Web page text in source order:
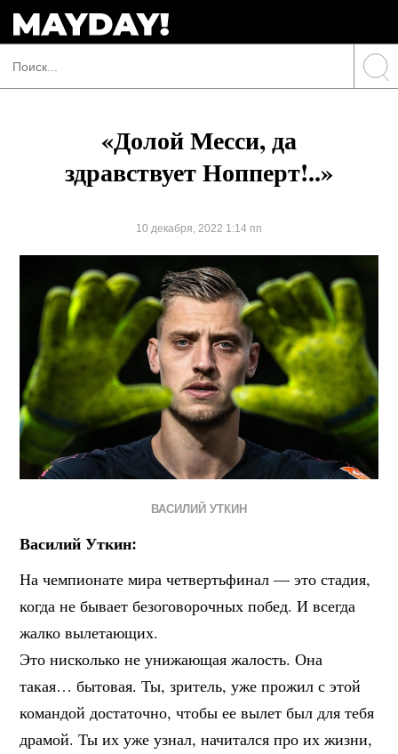
«Долой Месси, да
здравствует Нопперт!..»
10 декабря, 2022 1:14 пп
ВАСИЛИЙ УТКИН
Василий Уткин:
На чемпионате мира четвертьфинал — это стадия,
когда не бывает безоговорочных побед. И всегда
жалко вылетающих.
Это нисколько не унижающая жалость. Она
такая… бытовая. Ты, зритель, уже прожил с этой
командой достаточно, чтобы ее вылет был для тебя
драмой. Ты их уже узнал, начитался про их жизни,